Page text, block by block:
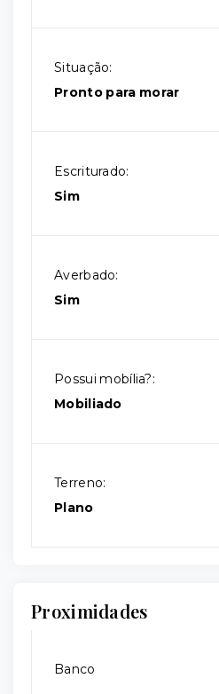
Situação:
Pronto para morar
Escriturado:
Sim
Averbado:
Sim
Possui mobília?:
Mobiliado
Terreno:
Plano
Proximidades
Banco